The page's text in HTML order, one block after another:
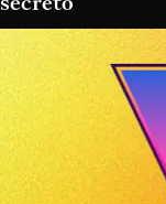
secreto